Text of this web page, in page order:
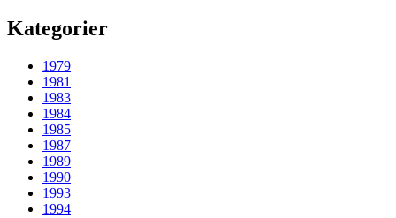
Kategorier
1979
1981
1983
1984
1985
1987
1989
1990
1993
1994